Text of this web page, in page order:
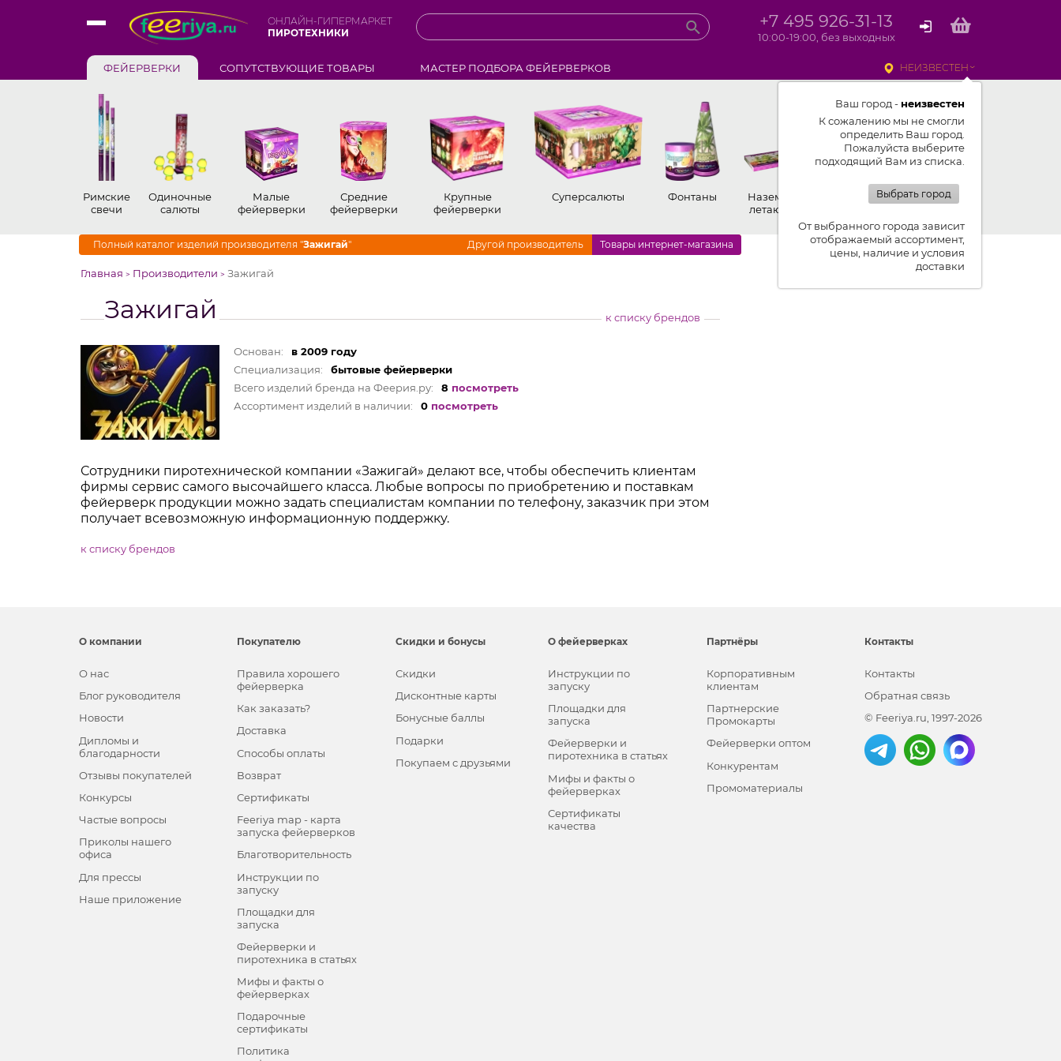
ОНЛАЙН-ГИПЕРМАРКЕТ
ПИРОТЕХНИКИ
+7 495 926-31-13
10:00-19:00, без выходных
ФЕЙЕРВЕРКИ СОПУТСТВУЮЩИЕ ТОВАРЫ МАСТЕР ПОДБОРА ФЕЙЕРВЕРКОВ НЕИЗВЕСТЕН
Ваш город - неизвестен
К сожалению мы не смогли
определить Ваш город.
Пожалуйста выберите
подходящий Вам из списка.
Выбрать город
От выбранного города зависит
отображаемый ассортимент,
цены, наличие и условия
доставки
Римские
свечи
Одиночные
салюты
Малые
фейерверки
Средние
фейерверки
Крупные
фейерверки
Суперсалюты Фонтаны
Наземные,
летающие
Петарды
Полный каталог изделий производителя "Зажигай" Товары интернет-магазина
Другой производитель
Главная > Производители > Зажигай
Зажигай к списку брендов
Основан:
в 2009 году
Специализация:
бытовые фейерверки
Всего изделий бренда на Феерия.ру:
8 посмотреть
Ассортимент изделий в наличии:
0 посмотреть
Сотрудники пиротехнической компании «Зажигай» делают все, чтобы обеспечить клиентам
фирмы сервис самого высочайшего класса. Любые вопросы по приобретению и поставкам
фейерверк продукции можно задать специалистам компании по телефону, заказчик при этом
получает всевозможную информационную поддержку.
к списку брендов
О компании
О нас
Блог руководителя
Новости
Дипломы и
благодарности
Отзывы покупателей
Конкурсы
Частые вопросы
Приколы нашего
офиса
Для прессы
Наше приложение
Покупателю
Правила хорошего
фейерверка
Как заказать?
Доставка
Способы оплаты
Возврат
Сертификаты
Feeriya map - карта
запуска фейерверков
Благотворительность
Инструкции по
запуску
Площадки для
запуска
Фейерверки и
пиротехника в статьях
Мифы и факты о
фейерверках
Подарочные
сертификаты
Политика
Скидки и бонусы
Скидки
Дисконтные карты
Бонусные баллы
Подарки
Покупаем с друзьями
О фейерверках
Инструкции по
запуску
Площадки для
запуска
Фейерверки и
пиротехника в статьях
Мифы и факты о
фейерверках
Сертификаты
качества
Партнёры
Корпоративным
клиентам
Партнерские
Промокарты
Фейерверки оптом
Конкурентам
Промоматериалы
Контакты
Контакты
Обратная связь
© Feeriya.ru, 1997-2026